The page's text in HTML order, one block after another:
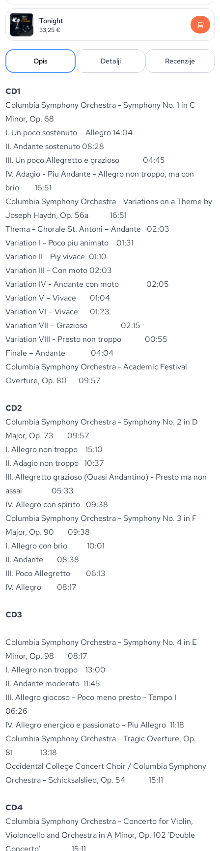
Tonight
33,25€
Opis Detalji Recenzije
CD1
Columbia Symphony Orchestra - Symphony No. 1 in C
Minor, Op. 68
I. Un poco sostenuto – Allegro 14:04
II. Andante sostenuto 08:28
III. Un poco Allegretto e grazioso 04:45
IV. Adagio - Piu Andante - Allegro non troppo, ma con
brio 16:51
Columbia Symphony Orchestra - Variations on a Theme by
Joseph Haydn, Op. 56a 16:51
Thema - Chorale St. Antoni – Andante 02:03
Variation I - Poco piu animato 01:31
Variation II - Piy vivace 01:10
Variation III - Con moto 02:03
Variation IV - Andante con moto 02:05
Variation V – Vivace 01:04
Variation VI – Vivace 01:23
Variation VII – Grazioso 02:15
Variation VIII - Presto non troppo 00:55
Finale – Andante 04:04
Columbia Symphony Orchestra - Academic Festival
Overture, Op. 80 09:57
CD2
Columbia Symphony Orchestra - Symphony No. 2 in D
Major, Op. 73 09:57
I. Allegro non troppo 15:10
II. Adagio non troppo 10:37
III. Allegretto grazioso (Quasi Andantino) - Presto ma non
assai 05:33
IV. Allegro con spirito 09:38
Columbia Symphony Orchestra - Symphony No. 3 in F
Major, Op. 90 09:38
I. Allegro con brio 10:01
II. Andante 08:38
III. Poco Allegretto 06:13
IV. Allegro 08:17
CD3
Columbia Symphony Orchestra - Symphony No. 4 in E
Minor, Op. 98 08:17
I. Allegro non troppo 13:00
II. Andante moderato 11:45
III. Allegro giocoso - Poco meno presto - Tempo I
06:26
IV. Allegro energico e passionato - Piu Allegro 11:18
Columbia Symphony Orchestra - Tragic Overture, Op.
81 13:18
Occidental College Concert Choir / Columbia Symphony
Orchestra - Schicksalslied, Op. 54 15:11
CD4
Columbia Symphony Orchestra - Concerto for Violin,
Violoncello and Orchestra in A Minor, Op. 102 'Double
Concerto' 15:11